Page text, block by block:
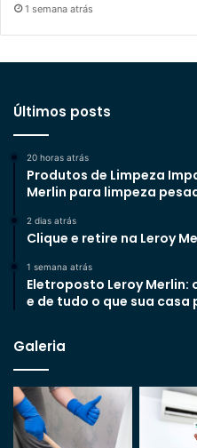
1 semana atrás
Últimos posts
20 horas atrás
Produtos de Limpeza
Merlin para limpeza
2 dias atrás
Clique e retire na Leroy
1 semana atrás
Eletroposto Leroy
e de tudo o que sua casa
Galeria